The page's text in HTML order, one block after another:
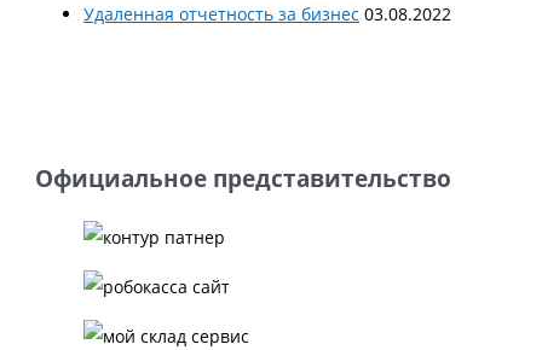
Удаленная отчетность за бизнес 03.08.2022
Официальное представительство